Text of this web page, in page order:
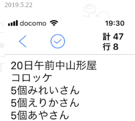
2019.5.22